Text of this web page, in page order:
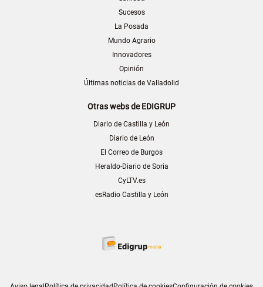
Sucesos
La Posada
Mundo Agrario
Innovadores
Opinión
Últimas noticias de Valladolid
Otras webs de EDIGRUP
Diario de Castilla y León
Diario de León
El Correo de Burgos
Heraldo-Diario de Soria
CyLTV.es
esRadio Castilla y León